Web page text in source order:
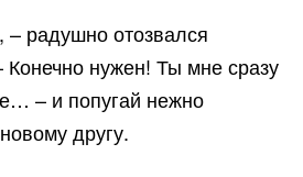
– радушно отозвался
Конечно нужен! Ты мне сразу
– и попугай нежно
другу.